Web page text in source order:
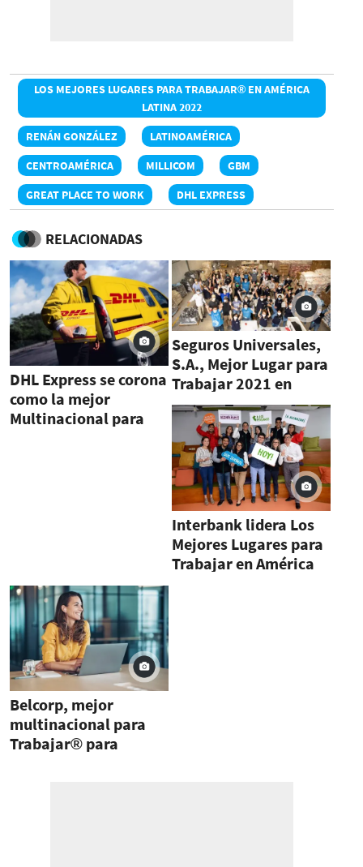
LOS MEJORES LUGARES PARA TRABAJAR® EN AMÉRICA
LATINA 2022
RENÁN GONZÁLEZ
LATINOAMÉRICA
CENTROAMÉRICA
MILLICOM
GBM
GREAT PLACE TO WORK
DHL EXPRESS
RELACIONADAS
DHL Express se corona
como la mejor
Multinacional para
Seguros Universales,
S.A., Mejor Lugar para
Trabajar 2021 en
categoría PYMES
Interbank lidera Los
Mejores Lugares para
Trabajar en América
Belcorp, mejor
multinacional para
Trabajar® para